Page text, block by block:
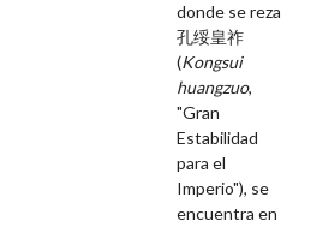
donde se reza
孔绥皇祚
(Kongsui
huangzuo,
"Gran
Estabilidad
para el
Imperio"), se
encuentra en